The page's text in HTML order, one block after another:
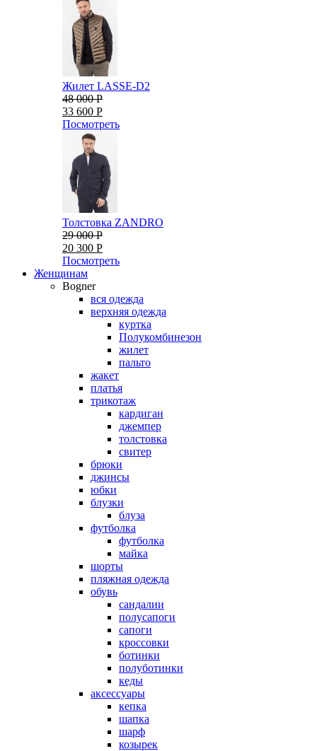
Жилет LASSE-D2
48 000 Р
33 600 Р
Посмотреть
Толстовка ZANDRO
29 000 Р
20 300 Р
Посмотреть
Женщинам
Bogner
вся одежда
верхняя одежда
куртка
Полукомбинезон
жилет
пальто
жакет
платья
трикотаж
кардиган
джемпер
толстовка
свитер
брюки
джинсы
юбки
блузки
блуза
футболка
футболка
майка
шорты
пляжная одежда
oбувь
сандалии
полусапоги
сапоги
кроссовки
ботинки
полуботинки
кеды
аксессуары
кепка
шапка
шарф
козырек